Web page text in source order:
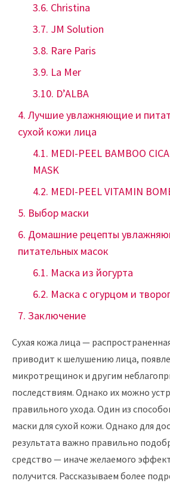
Christina
JM Solution
Rare Paris
La Mer
D’ALBA
Лучшие увлажняющие и
сухой кожи лица
MEDI-PEEL BAMBOO
MASK
MEDI-PEEL VITAMIN
Выбор маски
Домашние рецепты
питательных масок
Маска из йогурта
Маска с огурцом и
Заключение
Сухая кожа лица —
приводит к шелушению лица,
микротрещинок и другим
последствиям. Однако их можно
правильного ухода. Один из
маски для сухой кожи. Однако для
результата важно правильно
средство — иначе желаемого
получится. Рассказываем более